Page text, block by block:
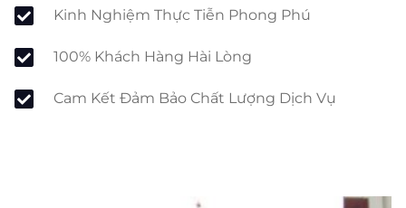
Kinh Nghiệm Thực Tiễn Phong Phú
100% Khách Hàng Hài Lòng
Cam Kết Đảm Bảo Chất Lượng Dịch Vụ